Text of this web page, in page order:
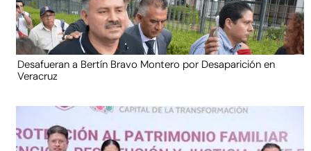
Desafueran a Bertín Bravo Montero por Desaparición en
Veracruz